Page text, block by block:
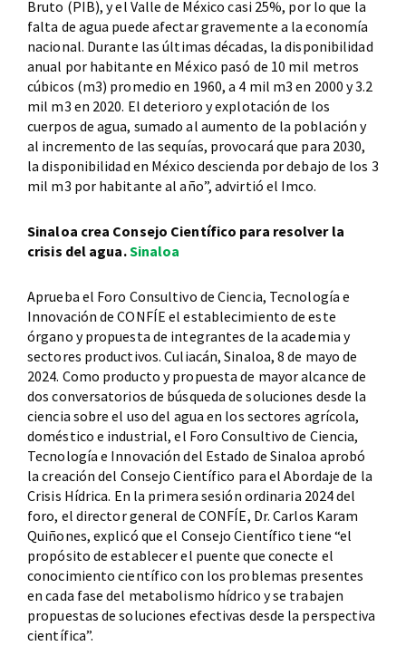
Bruto (PIB), y el Valle de México casi 25%, por lo que la
falta de agua puede afectar gravemente a la economía
nacional. Durante las últimas décadas, la disponibilidad
anual por habitante en México pasó de 10 mil metros
cúbicos (m3) promedio en 1960, a 4 mil m3 en 2000 y 3.2
mil m3 en 2020. El deterioro y explotación de los
cuerpos de agua, sumado al aumento de la población y
al incremento de las sequías, provocará que para 2030,
la disponibilidad en México descienda por debajo de los 3
mil m3 por habitante al año”, advirtió el Imco.
Sinaloa crea Consejo Científico para resolver la
crisis del agua.Sinaloa
Aprueba el Foro Consultivo de Ciencia, Tecnología e
Innovación de CONFÍE el establecimiento de este
órgano y propuesta de integrantes de la academia y
sectores productivos. Culiacán, Sinaloa, 8 de mayo de
2024. Como producto y propuesta de mayor alcance de
dos conversatorios de búsqueda de soluciones desde la
ciencia sobre el uso del agua en los sectores agrícola,
doméstico e industrial, el Foro Consultivo de Ciencia,
Tecnología e Innovación del Estado de Sinaloa aprobó
la creación del Consejo Científico para el Abordaje de la
Crisis Hídrica. En la primera sesión ordinaria 2024 del
foro, el director general de CONFÍE, Dr. Carlos Karam
Quiñones, explicó que el Consejo Científico tiene “el
propósito de establecer el puente que conecte el
conocimiento científico con los problemas presentes
en cada fase del metabolismo hídrico y se trabajen
propuestas de soluciones efectivas desde la perspectiva
científica”.